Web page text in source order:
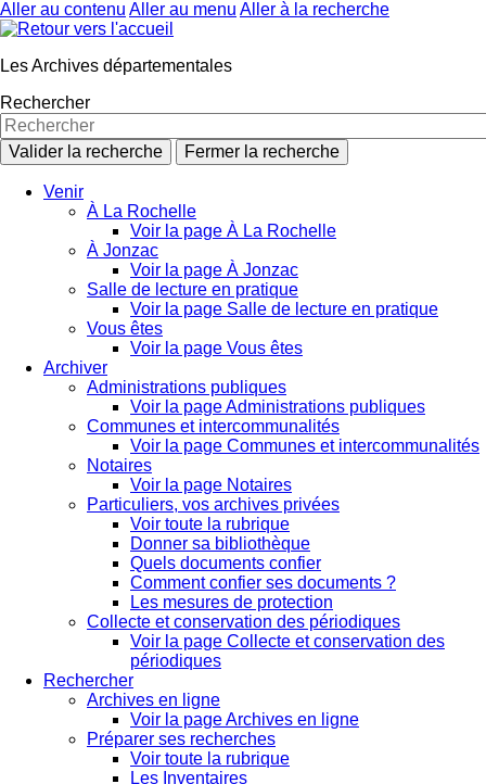
Aller au contenu Aller au menu Aller à la recherche
Les Archives départementales
Rechercher
Valider la recherche Fermer la recherche
Venir
À La Rochelle
Voir la page À La Rochelle
À Jonzac
Voir la page À Jonzac
Salle de lecture en pratique
Voir la page Salle de lecture en pratique
Vous êtes
Voir la page Vous êtes
Archiver
Administrations publiques
Voir la page Administrations publiques
Communes et intercommunalités
Voir la page Communes et intercommunalités
Notaires
Voir la page Notaires
Particuliers, vos archives privées
Voir toute la rubrique
Donner sa bibliothèque
Quels documents confier
Comment confier ses documents ?
Les mesures de protection
Collecte et conservation des périodiques
Voir la page Collecte et conservation des
périodiques
Rechercher
Archives en ligne
Voir la page Archives en ligne
Préparer ses recherches
Voir toute la rubrique
Les Inventaires